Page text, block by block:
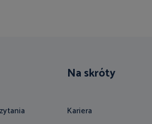
Na skróty
Kariera